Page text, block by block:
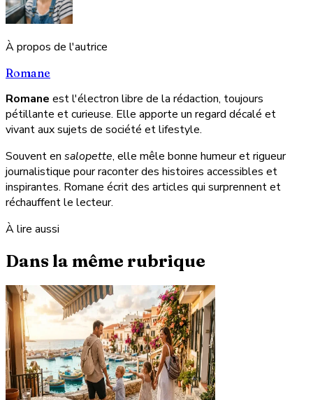
À propos de l'autrice
Romane
Romane est l'électron libre de la rédaction, toujours
pétillante et curieuse. Elle apporte un regard décalé et
vivant aux sujets de société et lifestyle.
Souvent en salopette, elle mêle bonne humeur et rigueur
journalistique pour raconter des histoires accessibles et
inspirantes. Romane écrit des articles qui surprennent et
réchauffent le lecteur.
À lire aussi
Dans la même rubrique